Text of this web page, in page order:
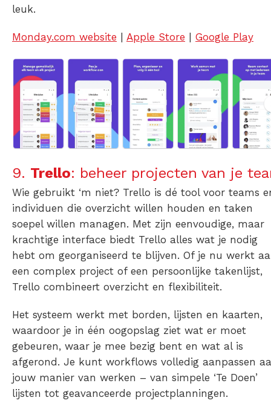
leuk.
Monday.com website | Apple Store | Google Play
9. Trello: beheer projecten van je
Wie gebruikt ‘m niet? Trello is dé tool voor teams
individuen die overzicht willen houden en taken
soepel willen managen. Met zijn eenvoudige, maar
krachtige interface biedt Trello alles wat je nodig
hebt om georganiseerd te blijven. Of je nu werkt
een complex project of een persoonlijke takenlijst,
Trello combineert overzicht en flexibiliteit.
Het systeem werkt met borden, lijsten en kaarten,
waardoor je in één oogopslag ziet wat er moet
gebeuren, waar je mee bezig bent en wat al is
afgerond. Je kunt workflows volledig aanpassen
jouw manier van werken – van simpele ‘Te Doen’
lijsten tot geavanceerde projectplanningen.